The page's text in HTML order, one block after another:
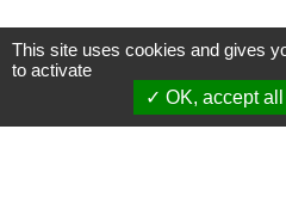
This site uses cookies and gives
to activate
OK, accept all